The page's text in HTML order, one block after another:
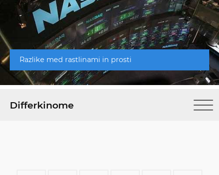
Razlike med rastlinami in prosti
Differkinome